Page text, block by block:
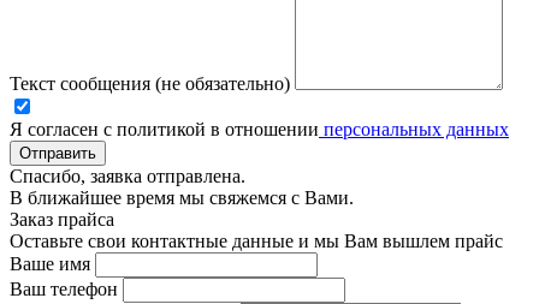
Текст сообщения (не обязательно)
Я согласен с политикой в отношении персональных данных
Отправить
Спасибо, заявка отправлена.
В ближайшее время мы свяжемся с Вами.
Заказ прайса
Оставьте свои контактные данные и мы Вам вышлем прайс
Ваше имя
Ваш телефон